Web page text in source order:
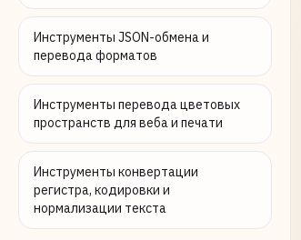
Инструменты JSON-обмена и
перевода форматов
Инструменты перевода цветовых
пространств для веба и печати
Инструменты конвертации
регистра, кодировки и
нормализации текста